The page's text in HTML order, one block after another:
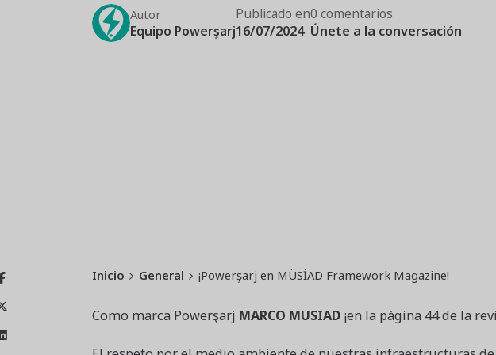
Autor
Equipo Powerşarj
Publicado en
16/07/2024
0 comentarios
Únete a la conversación
Inicio General ¡Powerşarj en MÜSİAD Framework Magazine!
Como marca Powerşarj MARCO MUSIAD ¡en la página 44 de la